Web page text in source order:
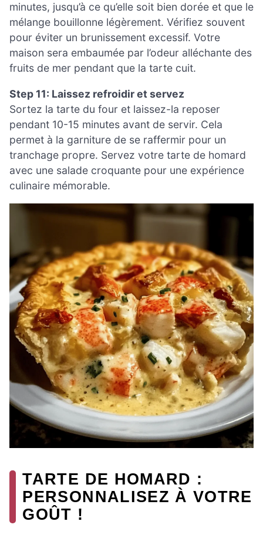
minutes, jusqu’à ce qu’elle soit bien dorée et que le
mélange bouillonne légèrement. Vérifiez souvent
pour éviter un brunissement excessif. Votre
maison sera embaumée par l’odeur alléchante des
fruits de mer pendant que la tarte cuit.
Step 11: Laissez refroidir et servez
Sortez la tarte du four et laissez-la reposer
pendant 10-15 minutes avant de servir. Cela
permet à la garniture de se raffermir pour un
tranchage propre. Servez votre tarte de homard
avec une salade croquante pour une expérience
culinaire mémorable.
TARTE DE HOMARD :
PERSONNALISEZ À VOTRE
GOÛT !